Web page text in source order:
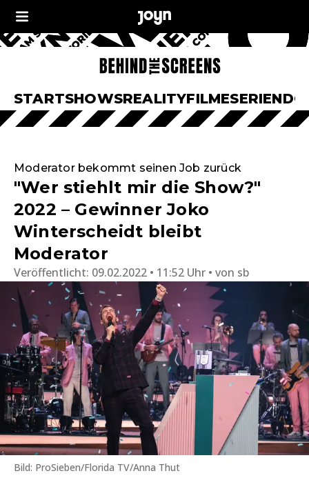
STARTSHOWSREALITYFILMESERIEN
Moderator bekommt seinen Job zurück
"Wer stiehlt mir die Show?"
2022 – Gewinner Joko
Winterscheidt bleibt
Moderator
Veröffentlicht: 09.02.2022 • 11:52 Uhr von sb
Bild: ProSieben/Florida TV/Anna Thut